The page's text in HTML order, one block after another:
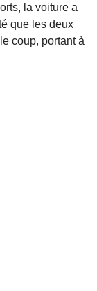
la voiture a
que les deux
coup, portant à